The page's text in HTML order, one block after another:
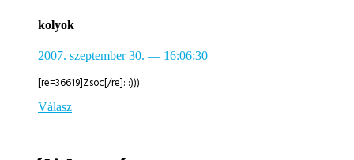
kolyok
2007. szeptember 30. — 16:06:30
[re=36619]Zsoc[/re]: :)))
Válasz